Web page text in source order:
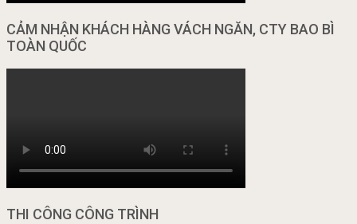
CẢM NHẬN KHÁCH HÀNG VÁCH NGĂN, CTY BAO BÌ
TOÀN QUỐC
THI CÔNG CÔNG TRÌNH